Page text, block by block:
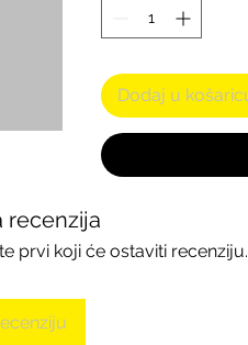
Dodaj u
recenzija
prvi koji će ostaviti recenziju.